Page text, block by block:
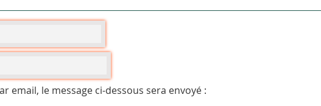
email, le message ci-dessous sera envoyé :